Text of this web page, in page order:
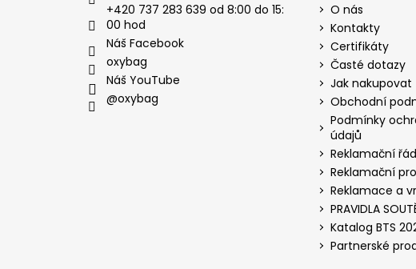
+420 737 283 639 od 8:00 do 15:
00 hod
Náš Facebook
oxybag
Náš YouTube
@oxybag
O nás
Kontakty
Certifikáty
Časté dotazy
Jak nakupovat
Obchodní
Podmínky
údajů
Reklamační řád
Reklamační
Reklamace a
PRAVIDLA
Katalog BTS
Partnerské